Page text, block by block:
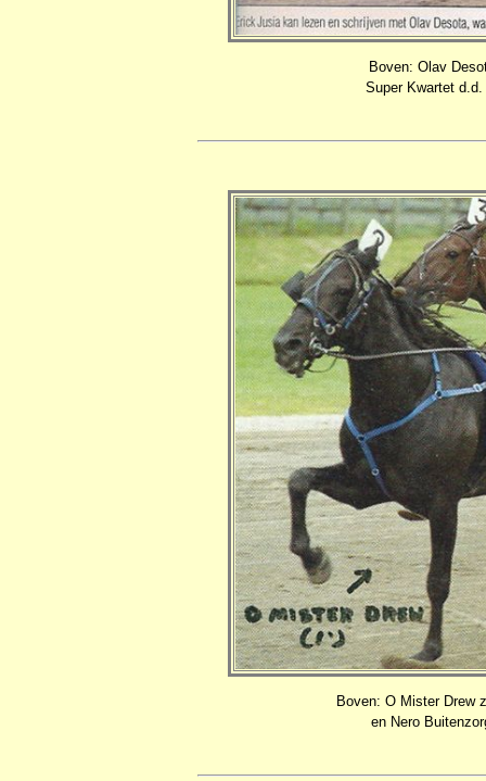
Boven: Olav
Super Kwartet
Boven: O Mister Drew
en Nero